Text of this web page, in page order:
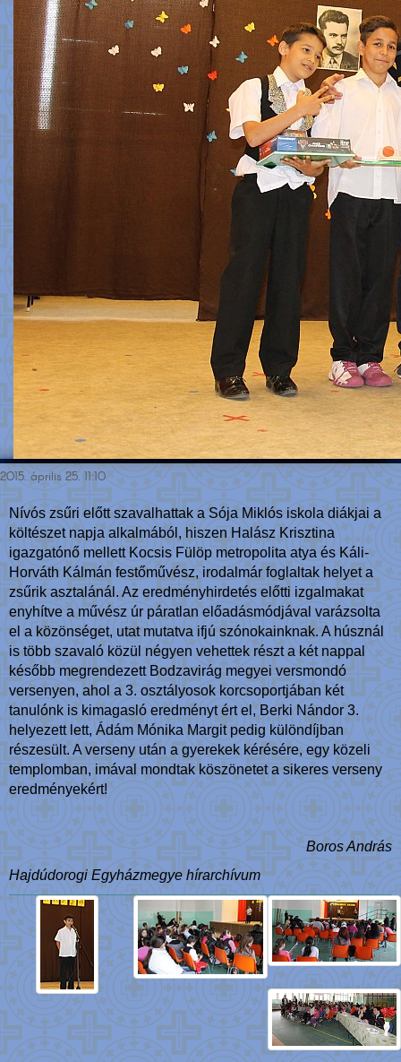
2015. április 25. 11:10
Nívós zsűri előtt szavalhattak a Sója Miklós iskola diákjai a
költészet napja alkalmából, hiszen Halász Krisztina
igazgatónő mellett Kocsis Fülöp metropolita atya és Káli-
Horváth Kálmán festőművész, irodalmár foglaltak helyet a
zsűrik asztalánál. Az eredményhirdetés előtti izgalmakat
enyhítve a művész úr páratlan előadásmódjával varázsolta
el a közönséget, utat mutatva ifjú szónokainknak. A húsznál
is több szavaló közül négyen vehettek részt a két nappal
később megrendezett Bodzavirág megyei versmondó
versenyen, ahol a 3. osztályosok korcsoportjában két
tanulónk is kimagasló eredményt ért el, Berki Nándor 3.
helyezett lett, Ádám Mónika Margit pedig különdíjban
részesült. A verseny után a gyerekek kérésére, egy közeli
templomban, imával mondtak köszönetet a sikeres verseny
eredményekért!
Boros András
Hajdúdorogi Egyházmegye hírarchívum